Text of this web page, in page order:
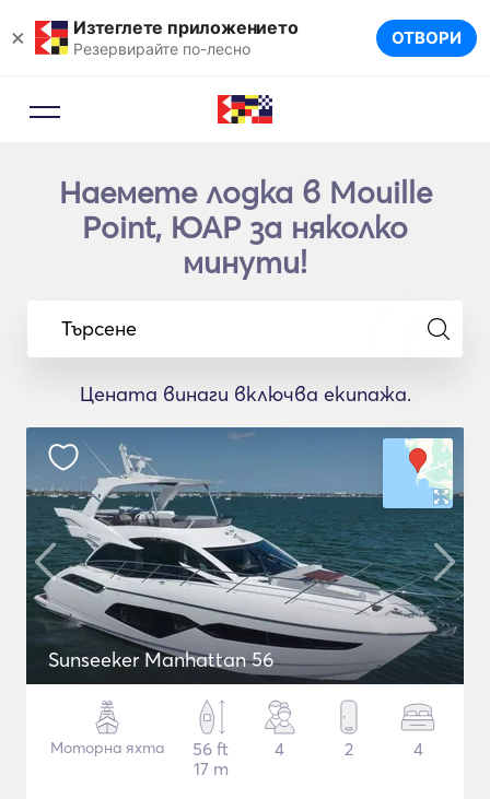
× Изтеглете приложението
Резервирайте по-лесно ОТВОРИ
Наемете лодка в Mouille
Point, ЮАР за няколко
минути!
Търсене
Цената винаги включва екипажа.
Sunseeker Manhattan 56
Моторна яхта
56 ft
17 m
4 2 4